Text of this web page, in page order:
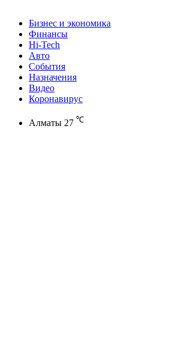
Бизнес и экономика
Финансы
Hi-Tech
Авто
События
Назначения
Видео
Коронавирус
Алматы 27 ℃